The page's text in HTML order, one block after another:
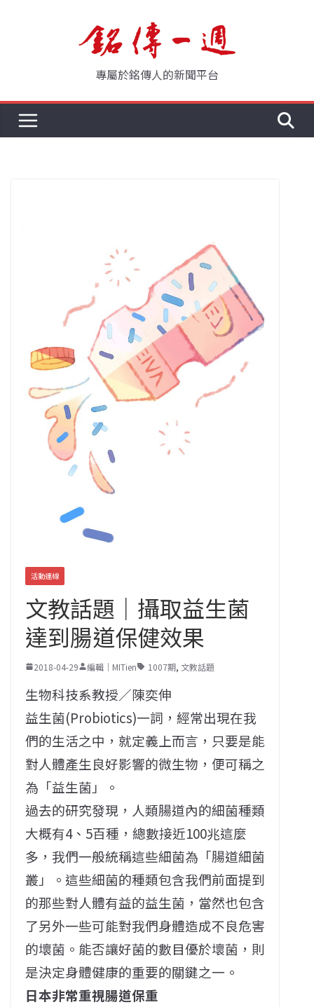
專屬於銘傳人的新聞平台
活動連線
文教話題｜攝取益生菌
達到腸道保健效果
2018-04-29 編輯｜MITien 1007期, 文教話題
生物科技系教授／陳奕伸
益生菌(Probiotics)一詞，經常出現在我
們的生活之中，就定義上而言，只要是能
對人體產生良好影響的微生物，便可稱之
為「益生菌」。
過去的研究發現，人類腸道內的細菌種類
大概有4、5百種，總數接近100兆這麼
多，我們一般統稱這些細菌為「腸道細菌
叢」。這些細菌的種類包含我們前面提到
的那些對人體有益的益生菌，當然也包含
了另外一些可能對我們身體造成不良危害
的壞菌。能否讓好菌的數目優於壞菌，則
是決定身體健康的重要的關鍵之一。
日本非常重視腸道保重